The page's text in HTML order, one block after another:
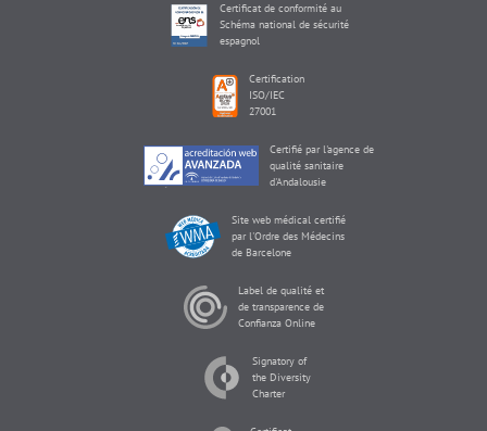
Certificat de conformité au
Schéma national de sécurité
espagnol
Certification
ISO/IEC
27001
Certifié par l'agence de
qualité sanitaire
d'Andalousie
Site web médical certifié
par l'Ordre des Médecins
de Barcelone
Label de qualité et
de transparence de
Confianza Online
Signatory of
the Diversity
Charter